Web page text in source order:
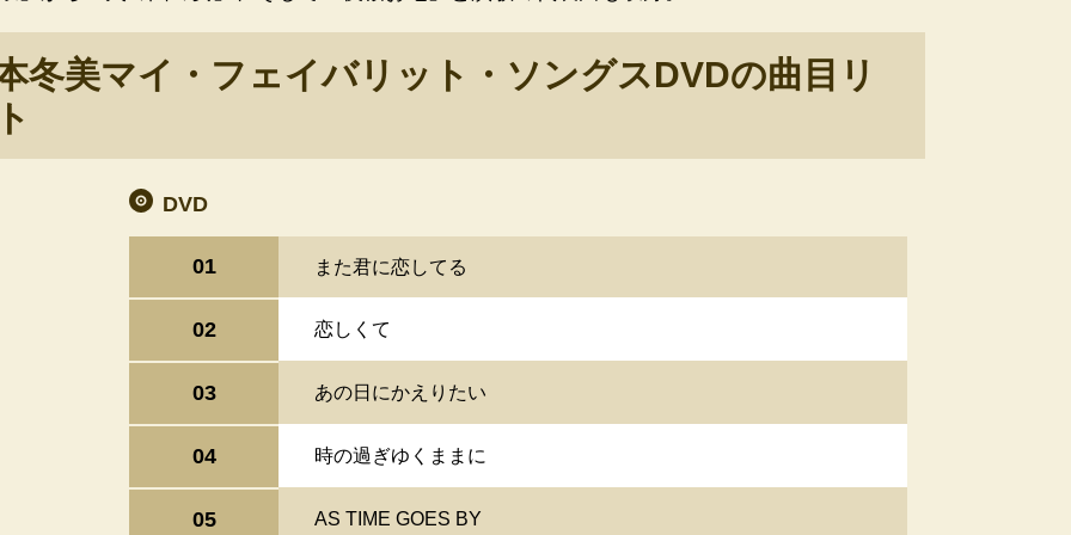
冬美マイ・フェイバリット・ソングスDVDの曲目リ
DVD
01 また君に恋してる
02 恋しくて
03 あの日にかえりたい
04 時の過ぎゆくままに
05 AS TIME GOES BY